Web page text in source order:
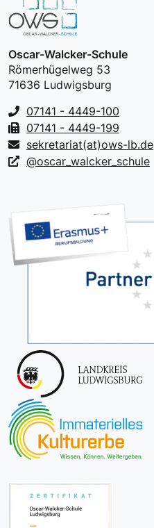
Oscar-Walcker-Schule
Römerhügelweg 53
71636 Ludwigsburg
07141 - 4449-100
07141 - 4449-199
sekretariat(at)ows-lb.de
@oscar_walcker_schule